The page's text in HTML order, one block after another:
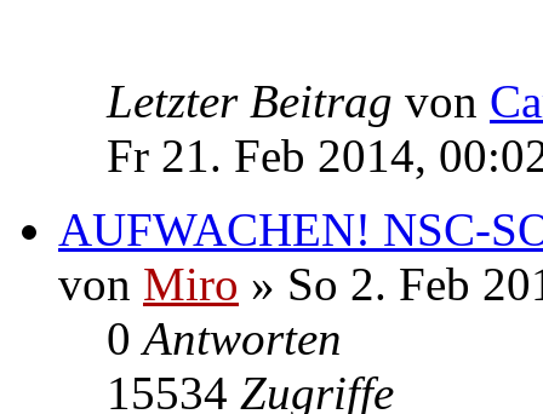
Letzter Beitrag von
Fr 21. Feb 2014,
AUFWACHEN! NSC-
von Miro » So 2. Feb
0Antworten
15534 Zugriffe